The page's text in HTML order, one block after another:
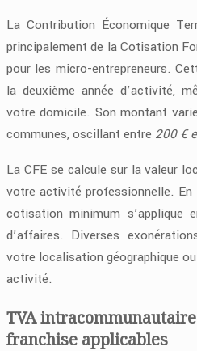
La Contribution Économique
principalement de la Cotisation
pour les micro-entrepreneurs.
la deuxième année d’activité,
votre domicile. Son montant
communes, oscillant entre 200 €
La CFE se calcule sur la valeur
votre activité professionnelle. En
cotisation minimum
d’affaires. Diverses
votre localisation géographique
activité.
TVA
franchise applicables